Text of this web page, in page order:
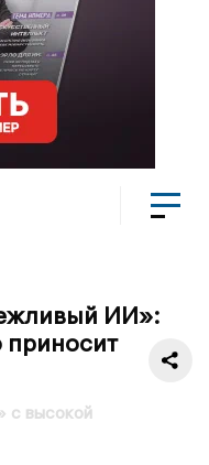
ИИ»:
приносит
с высокой